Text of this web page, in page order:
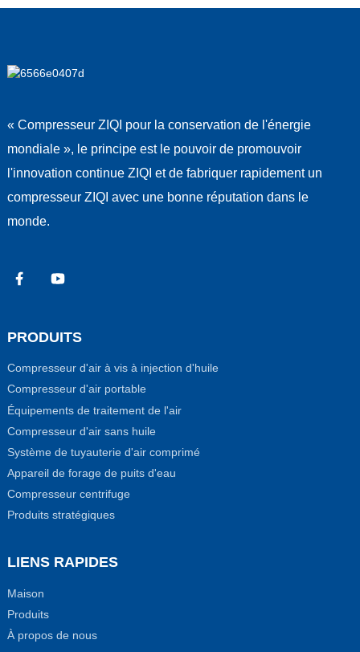
« Compresseur ZIQI pour la conservation de l'énergie
mondiale », le principe est le pouvoir de promouvoir
l'innovation continue ZIQI et de fabriquer rapidement un
compresseur ZIQI avec une bonne réputation dans le
monde.
PRODUITS
Compresseur d'air à vis à injection d'huile
Compresseur d'air portable
Équipements de traitement de l'air
Compresseur d'air sans huile
Système de tuyauterie d'air comprimé
Appareil de forage de puits d'eau
Compresseur centrifuge
Produits stratégiques
LIENS RAPIDES
Maison
Produits
À propos de nous